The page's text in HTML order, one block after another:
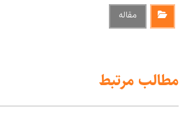
مقاله
مطالب مرتبط